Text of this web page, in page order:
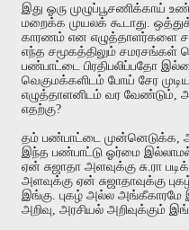
இது ஓரு முழுப்பூசணிக்காய்
மறைக்க முயலக் கூடாது
காரணம் என எழுத்தாளர்களை
எந்த சமூகத்திலும் சமரசங்கள்
பண்பாட்டை
பிரதிபலிப்பதோ
வெகுமக்களிடம் போய் சேர
எழுத்தாளனிடம் வர வேண்டும்
எதற்கு?
தம் பண்பாட்டை முன்னெடுக்க
இந்த பண்பாட்டு ஓர்மை
ஏன் சுஜாதா அளவுக்கு சு ரா
அளவுக்கு ஏன் சுஜாதாவுக்கு
இங்கு புகழ் அல்ல அங்கீகாரமே
அறிவு அரசியல் அறிவுக்கும்